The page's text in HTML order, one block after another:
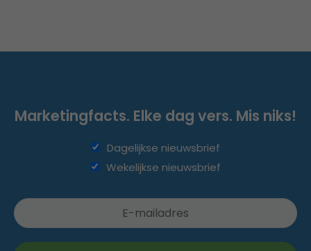
Marketingfacts. Elke dag vers. Mis niks!
Dagelijkse nieuwsbrief
Wekelijkse nieuwsbrief